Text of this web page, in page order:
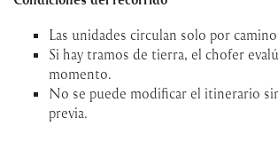
Las unidades circulan solo por
Si hay tramos de tierra, el chofer
momento.
No se puede modificar el itinerario
previa.